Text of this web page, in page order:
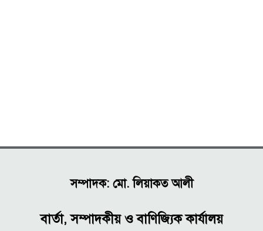
সম্পাদক: মো. লিয়াকত আলী
বার্তা, সম্পাদকীয় ও বাণিজ্যিক কার্যালয়